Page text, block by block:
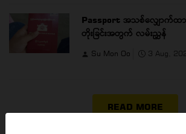
Passport အသစ်လျှောက်ထ
တိုးခြင်းအတွက် လမ်းညွှန်
Su Mon Oo 3 Aug,
READ MORE